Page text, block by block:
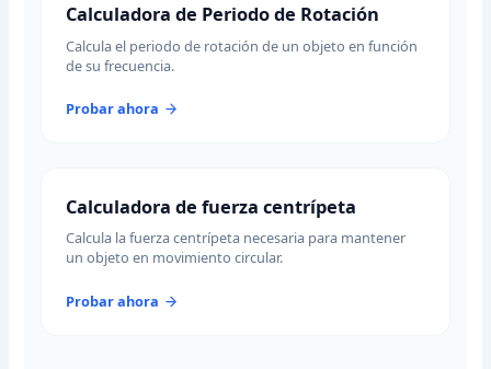
Calculadora de Periodo de Rotación
Calcula el periodo de rotación de un objeto en función
de su frecuencia.
Probar ahora
Calculadora de fuerza centrípeta
Calcula la fuerza centrípeta necesaria para mantener
un objeto en movimiento circular.
Probar ahora